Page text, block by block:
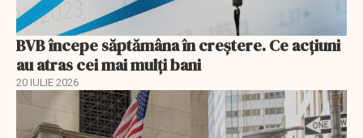
BVB începe săptămâna în creștere. Ce acțiuni
au atras cei mai mulți bani
20 IULIE 2026